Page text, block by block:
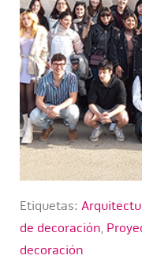
Etiquetas:
de decoración,
decoración